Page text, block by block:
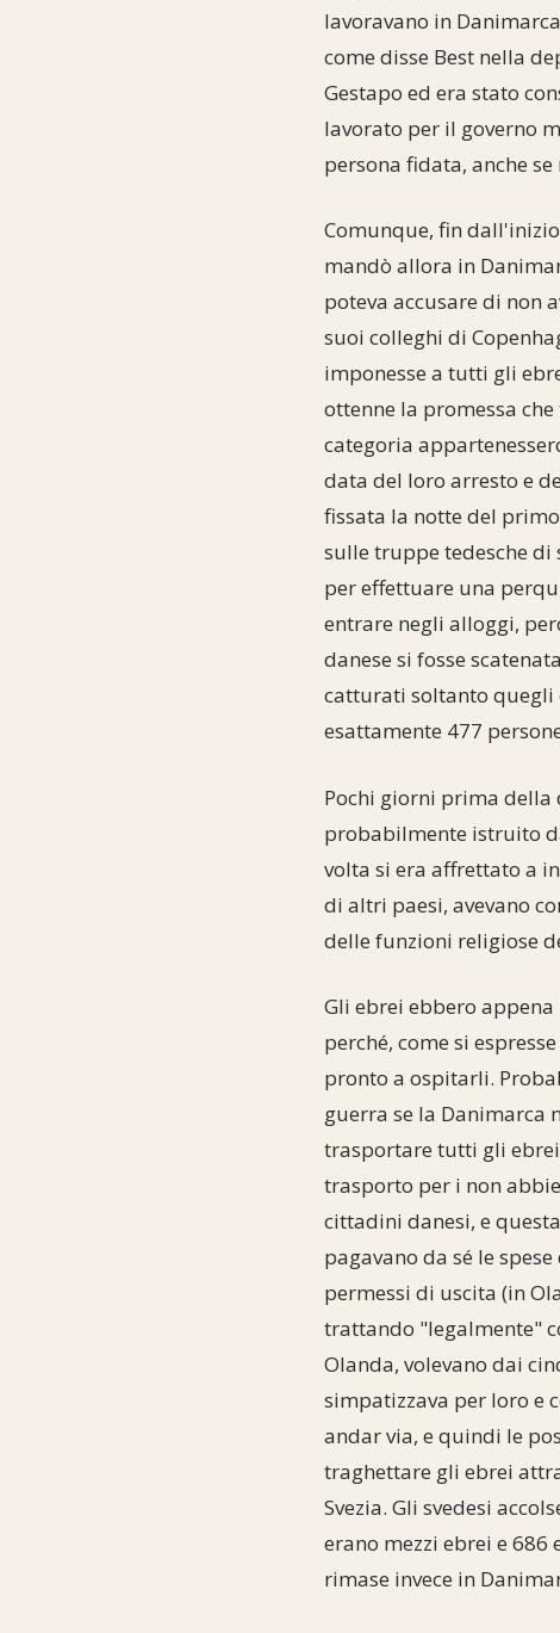
lavoravano in
come disse Best nella
Gestapo ed era stato
lavorato per il governo
persona fidata, anche
Comunque, fin
mandò allora in
poteva accusare di non
suoi colleghi di
imponesse a tutti gli
ottenne la promessa
categoria
data del loro arresto e
fissata la notte del
sulle truppe tedesche
per effettuare una
entrare negli alloggi,
danese si fosse
catturati soltanto quegli
esattamente 477
Pochi giorni prima della
probabilmente istruito
volta si era affrettato a
di altri paesi, avevano
delle funzioni religiose
Gli ebrei ebbero
perché, come si
pronto a ospitarli.
guerra se la Danimarca
trasportare tutti gli ebrei
trasporto per i non
cittadini danesi, e
pagavano da sé le
permessi di uscita (in
trattando "legalmente"
Olanda, volevano dai
simpatizzava per loro e
andar via, e quindi le
traghettare gli ebrei
Svezia. Gli svedesi
erano mezzi ebrei e
rimase invece in